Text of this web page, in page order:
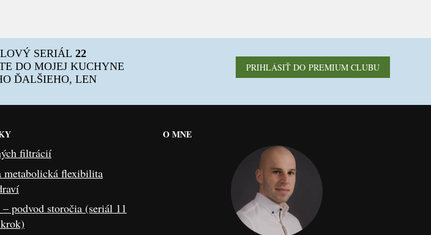
SERIÁL22
DO MOJEJ KUCHYNE
ĎALŠIEHO, LEN
PRIHLÁSIŤ DO PREMIUM CLUBU
filtrácií
metabolická flexibilita
podvod storočia (seriál 11
O MNE